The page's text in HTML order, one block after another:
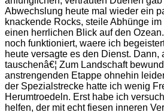
Abwechslung heute mal wieder ein
knackende Rocks, steile Abhünge
einen herrlichen Blick auf den
noch funktioniert, waere ich
heute versagte es den Dienst. Dann,
tauschenâ€¦ Zum Landschaft
anstrengenden Etappe ohnehin
der Spezialstrecke hatte ich wenig
Herumtroedeln. Erst habe ich
helfen, der mit echt fiesen inneren